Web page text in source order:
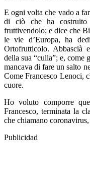
E ogni volta che vado a
di ciò che ha costruito
fruttivendolo; e dice che
le vie d’Europa, ha
Ortofrutticolo. Abbascià
della sua “culla”; e, come
mancava di fare un salto
Come Francesco Lenoci,
cuore.
Ho voluto comporre
Francesco, terminata la
che chiamano
Publicidad